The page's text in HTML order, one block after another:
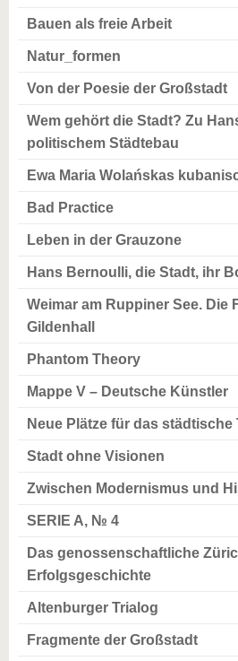
Bauen als freie Arbeit
Natur_formen
Von der Poesie der Großstadt
Wem gehört die Stadt? Zu
politischem Städtebau
Ewa Maria Wolańskas
Bad Practice
Leben in der Grauzone
Hans Bernoulli, die Stadt, ihr
Weimar am Ruppiner See. Die
Gildenhall
Phantom Theory
Mappe V – Deutsche Künstler
Neue Plätze für das städtische
Stadt ohne Visionen
Zwischen Modernismus und
SERIE A, № 4
Das genossenschaftliche
Erfolgsgeschichte
Altenburger Trialog
Fragmente der Großstadt